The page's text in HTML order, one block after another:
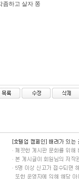
좀하고 살자 쫑